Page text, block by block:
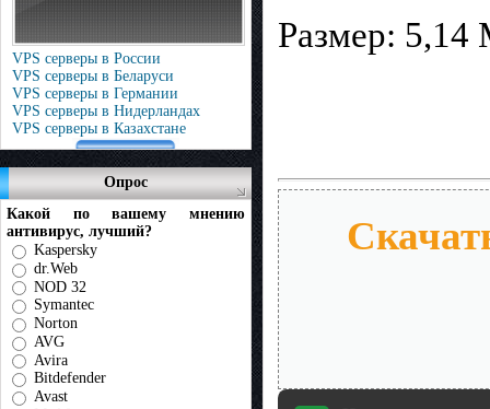
VPS серверы в России
VPS серверы в Беларуси
VPS серверы в Германии
VPS серверы в Нидерландах
VPS серверы в Казахстане
Опрос
Какой по вашему мнению
антивирус, лучший?
Kaspersky
dr.Web
NOD 32
Symantec
Norton
AVG
Avira
Bitdefender
Avast
Размер: 5,14